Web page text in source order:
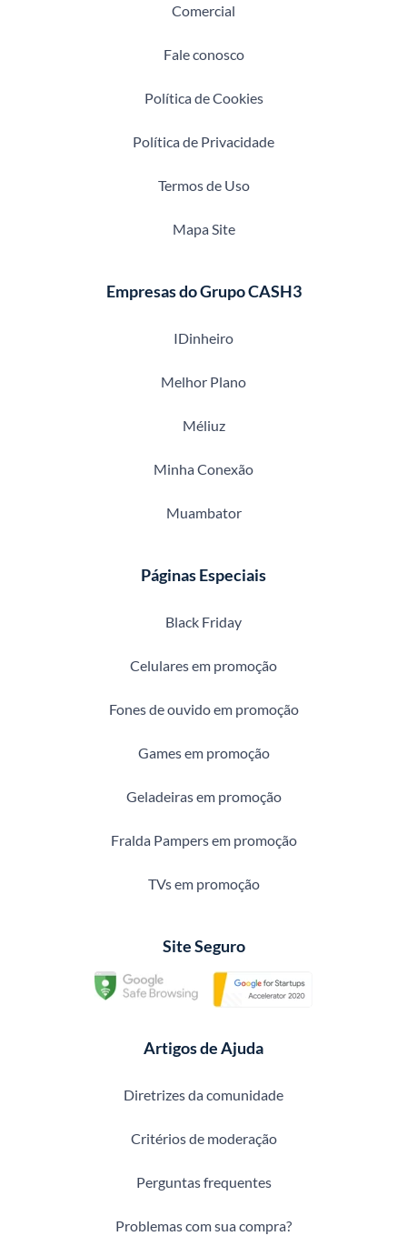
Comercial
Fale conosco
Política de Cookies
Política de Privacidade
Termos de Uso
Mapa Site
Empresas do Grupo CASH3
IDinheiro
Melhor Plano
Méliuz
Minha Conexão
Muambator
Páginas Especiais
Black Friday
Celulares em promoção
Fones de ouvido em promoção
Games em promoção
Geladeiras em promoção
Fralda Pampers em promoção
TVs em promoção
Site Seguro
Artigos de Ajuda
Diretrizes da comunidade
Critérios de moderação
Perguntas frequentes
Problemas com sua compra?